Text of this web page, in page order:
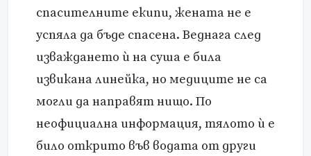
спасителните екипи, жената не е
успяла да бъде спасена. Веднага след
изваждането ѝ на суша е била
извикана линейка, но медиците не са
могли да направят нищо. По
неофициална информация, тялото ѝ е
било открито във водата от други